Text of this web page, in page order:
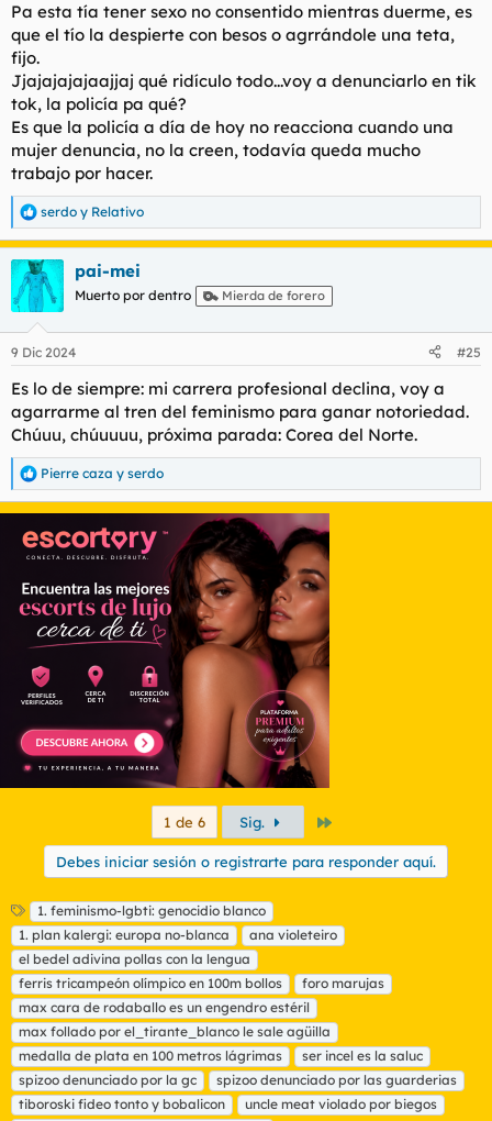
Pa esta tía tener sexo no consentido mientras duerme, es
que el tío la despierte con besos o agrrándole una teta,
fijo.
Jjajajajajaajjaj qué ridículo todo...voy a denunciarlo en tik
tok, la policía pa qué?
Es que la policía a día de hoy no reacciona cuando una
mujer denuncia, no la creen, todavía queda mucho
trabajo por hacer.
R
e
c
c
i
e
:
serdo y Relativo
pai-mei
Muerto por dentro Mierda de forero
9 Dic 2024 #25
Es lo de siempre: mi carrera profesional declina, voy a
agarrarme al tren del feminismo para ganar notoriedad.
Chúuu, chúuuuu, próxima parada: Corea del Norte.
R
e
a
c
c
o
n
e
Pierre caza y serdo
1 de 6 Sig.
Debes iniciar sesión o registrarte para responder aquí.
E
t
i
q
u
e
t
a
s
1. feminismo-lgbti: genocidio blanco
1. plan kalergi: europa no-blanca
ana violeteiro
el bedel adivina pollas con la lengua
ferris tricampeón olímpico en 100m bollos
foro marujas
max cara de rodaballo es un engendro estéril
max follado por el_tirante_blanco le sale agüilla
medalla de plata en 100 metros lágrimas
ser incel es la saluc
spizoo denunciado por la gc
spizoo denunciado por las guarderias
tiboroski fideo tonto y bobalicon
uncle meat violado por biegos